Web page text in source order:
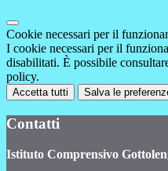
Cookie necessari per il
I cookie necessari per il
disabilitati. È possibile
policy.
Accetta tutti Salva le
Contatti
Istituto Comprensivo